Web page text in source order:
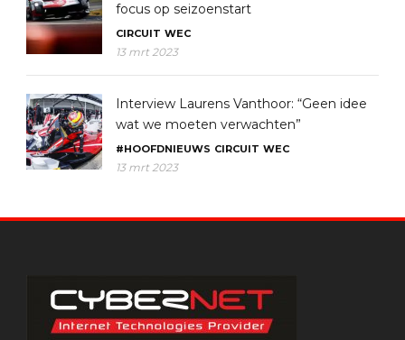
focus op seizoenstart
CIRCUIT WEC
13 mrt 2023
Interview Laurens Vanthoor: “Geen idee
wat we moeten verwachten”
#HOOFDNIEUWS CIRCUIT WEC
13 mrt 2023